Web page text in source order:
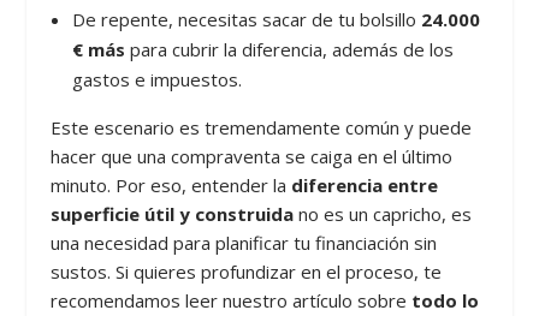
De repente, necesitas sacar de tu bolsillo 24.000
€ más para cubrir la diferencia, además de los
gastos e impuestos.
Este escenario es tremendamente común y puede
hacer que una compraventa se caiga en el último
minuto. Por eso, entender la diferencia entre
superficie útil y construida no es un capricho, es
una necesidad para planificar tu financiación sin
sustos. Si quieres profundizar en el proceso, te
recomendamos leer nuestro artículo sobre todo lo